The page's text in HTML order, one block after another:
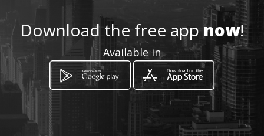
964770970
http://www.impacttransition.
pt/
-
Download the free appnow!
Available in